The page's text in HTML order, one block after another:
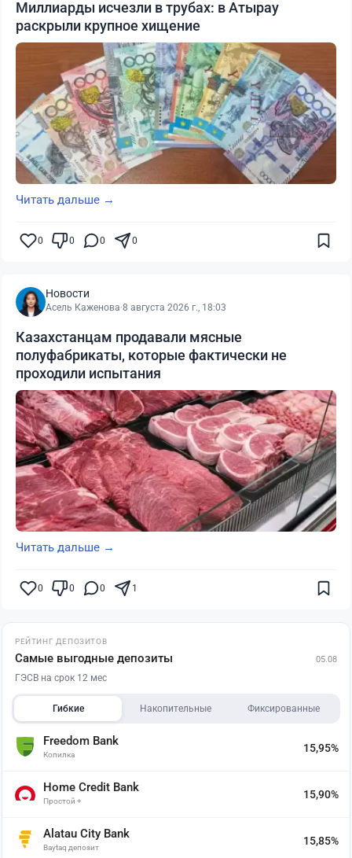
Миллиарды исчезли в трубах: в Атырау
раскрыли крупное хищение
Читать дальше →
0 0 0 0
Новости
Асель Каженова·8 августа 2026 г., 18:03
Казахстанцам продавали мясные
полуфабрикаты, которые фактически не
проходили испытания
Читать дальше →
0 0 0 1
РЕЙТИНГ ДЕПОЗИТОВ
Самые выгодные депозиты 05.08
ГЭСВ на срок 12 мес
Гибкие Накопительные Фиксированные
Freedom Bank
Копилка
15,95%
Home Credit Bank
Простой +
15,90%
Alatau City Bank
Baytaq депозит
15,85%